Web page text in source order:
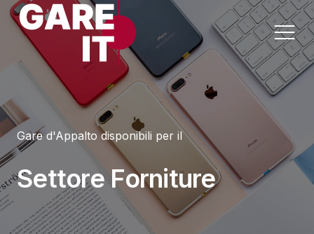
Home
Appalti per Settore
Lavori
Servizi
Forniture
Appalti per Regione
Gare d'Appalto disponibili per il
Settore Forniture